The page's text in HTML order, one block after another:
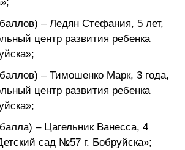
– Ледян Стефания, 5 лет,
центр развития ребенка
– Тимошенко Марк, 3 года,
центр развития ребенка
– Цагельник Ванесса, 4
сад №57 г. Бобруйска»;